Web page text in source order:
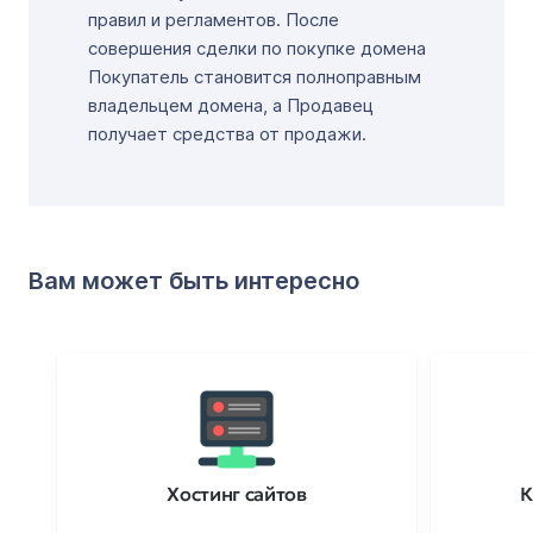
правил и регламентов. После
совершения сделки по покупке домена
Покупатель становится полноправным
владельцем домена, а Продавец
получает средства от продажи.
Вам может быть интересно
Хостинг сайтов